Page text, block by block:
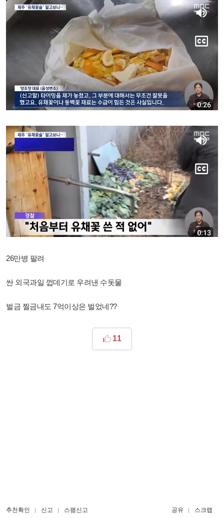
26만병 팔려
싼 외국과일 껍데기로 우려낸 수돗물
벌금 찔금내도 7억이상은 벌었네??
11
추천확인 신고 스팸신고 공유 스크랩